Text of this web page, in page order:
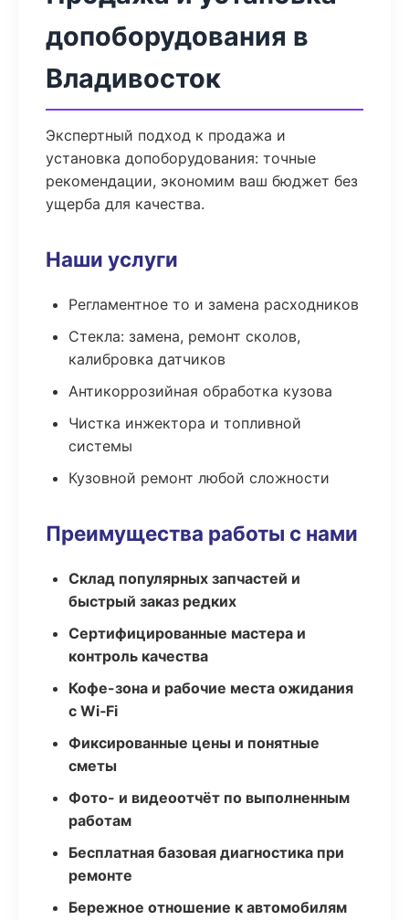
допоборудования в
Владивосток
Экспертный подход к продажа и
установка допоборудования: точные
рекомендации, экономим ваш бюджет без
ущерба для качества.
Наши услуги
Регламентное то и замена расходников
Стекла: замена, ремонт сколов,
калибровка датчиков
Антикоррозийная обработка кузова
Чистка инжектора и топливной
системы
Кузовной ремонт любой сложности
Преимущества работы с нами
Склад популярных запчастей и
быстрый заказ редких
Сертифицированные мастера и
контроль качества
Кофе-зона и рабочие места ожидания
с Wi‑Fi
Фиксированные цены и понятные
сметы
Фото- и видеоотчёт по выполненным
работам
Бесплатная базовая диагностика при
ремонте
Бережное отношение к автомобилям